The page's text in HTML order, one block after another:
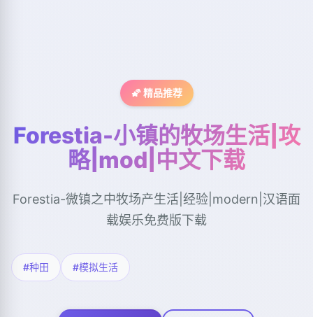
🌠 精品推荐
Forestia-小镇的牧场生活|攻
略|mod|中文下载
Forestia-微镇之中牧场产生活|经验|modern|汉语面
载娱乐免费版下载
#种田 #模拟生活